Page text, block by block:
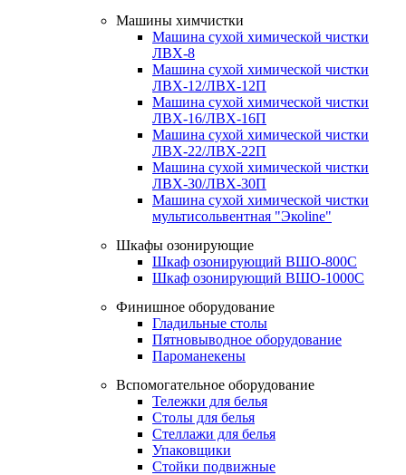
Машины химчистки
Машина сухой химической чистки
ЛВХ-8
Машина сухой химической чистки
ЛВХ-12/ЛВХ-12П
Машина сухой химической чистки
ЛВХ-16/ЛВХ-16П
Машина сухой химической чистки
ЛВХ-22/ЛВХ-22П
Машина сухой химической чистки
ЛВХ-30/ЛВХ-30П
Машина сухой химической чистки
мультисольвентная "Экоline"
Шкафы озонирующие
Шкаф озонирующий ВШО-800С
Шкаф озонирующий ВШО-1000С
Финишное оборудование
Гладильные столы
Пятновыводное оборудование
Пароманекены
Вспомогательное оборудование
Тележки для белья
Столы для белья
Стеллажи для белья
Упаковщики
Стойки подвижные